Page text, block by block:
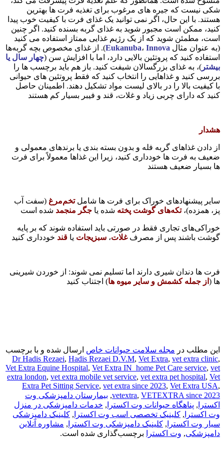
شکی نیست که جیره های مرغوب برای تغذیه فرت ها بهترین
هستند. با این حال، اگر نمی توانید یک غذای فرت با کیفیت خوب پیدا
کنید، ممکن است مجبور شوید به غذای گربه بسنده کنید. اگر چنین
است، مطمئن شوید که از یک رژیم غذایی ممتاز استفاده می کنید
(به عنوان مثال
Eukanuba، Innova
). از غذای مخصوص بچه گربه‌ها
استفاده کنید که پروتئین بالایی دارد، اما با افزایش سن (چهار سال یا
بیشتر )، به غذای بزرگسالان شیفت کنید. باز هم باید برچسب ها را
بررسی کنید و غذاهایی را انتخاب کنید که فقط پروتئین های حیوانی
با کیفیت بالا را در بالای لیست مواد تشکیل دهند. اطمینان حاصل
کنید که دارای چربی زیاد و غلات، قند و فیبر بسیار کم هستند
هشدار
از دادن غذاهای گربه فله و بدون بسته بندی یا برندهای معمولی و
ضعیف به فرت ها خودداری کنید، زیرا این غذاها معمولاً برای فرت
ها بسیار ضعیف هستند
سایر پیشنهادهای خوراک برای فرت ها شاملتخم‌مرغ (سفت آب
پز، همزده)،تکه‌های گوشت پخته شده یا جگر منجمد شده است
خوراکی‌های تجاری فقط در صورتی باید استفاده شوند که بر پایه
گوشت باشند پس از مصرف غلات، سبزیجات یا قند خودداری کنید
فرت ها دندان شیری دارند اما تسلیم نمی شوند: از خوردن شیرینی
ها ( از جمله کشمش و سایر میوه ها) اجتناب کنید
این مطلب در مجله سلامت حیوانات خاص ارسال شده و با برچسب
Dr Hadis Rezaei, Hadis Rezaei D.V.M, Vet Extra, vet extra clinic,
Vet Extra Equine Hospital, Vet Extra IN_home Pet Care service, vet
extra london, vet extra mobile vet service, vet extra pet hospital, Vet
Extra Pet Sitting Service, vet extra since 2023, Vet Extra USA,
vetextra, VETEXTRA since 2023
, بیمارستان دامپزشکی وت
اکسترا , پناهگاه حیوانات وت اکسترا , خدمات دامپزشکی در منزل
وت اکسترا , کلینیک تخصصی اسب وت اکسترا , کلینیک دامپزشکی
سیار وت اکسترا , کلینیک دامپزشکی وت اکسترا , مشاوره آنلاین
دامپزشکی, وت اکسترا برچسب‌گذاری شده است.